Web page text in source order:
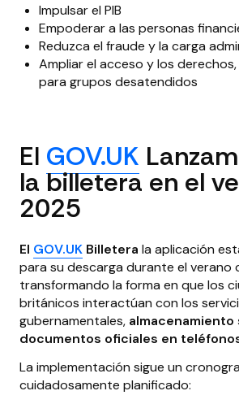
Impulsar el PIB
Empoderar a las personas
Reduzca el fraude y la carga
Ampliar el acceso y los
para grupos desatendidos
El GOV.UK
la billetera en el
2025
El GOV.UK Billetera la aplicación
para su descarga durante el verano
transformando la forma en que los
británicos interactúan con los
gubernamentales, almacenamiento
documentos oficiales en
La implementación sigue un
cuidadosamente planificado: